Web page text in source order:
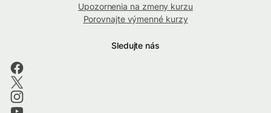
Upozornenia na zmeny kurzu
Porovnajte výmenné kurzy
Sledujte nás